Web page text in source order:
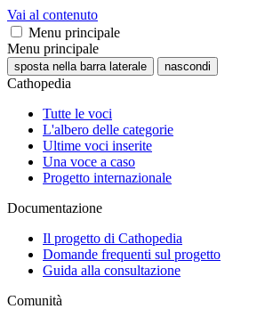
Vai al contenuto
Menu principale
Menu principale
sposta nella barra laterale nascondi
Cathopedia
Tutte le voci
L'albero delle categorie
Ultime voci inserite
Una voce a caso
Progetto internazionale
Documentazione
Il progetto di Cathopedia
Domande frequenti sul progetto
Guida alla consultazione
Comunità